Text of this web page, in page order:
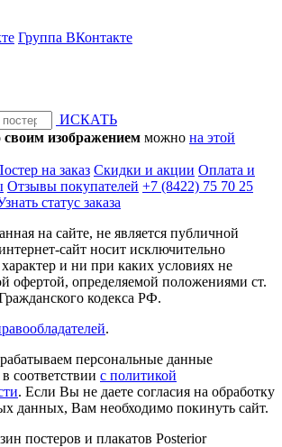
Группа ВКонтакте
ИСКАТЬ
своим изображением можно на этой
на заказ Скидки и акции Оплата и
Отзывы покупателей +7 (8422) 75 70 25
статус заказа
на сайте, не является публичной
сайт носит исключительно
и ни при каких условиях не
офертой, определяемой положениями ст.
кодекса РФ.
.
персональные данные
соответствии с политикой
. Если Вы не даете согласия на обработку
данных, Вам необходимо покинуть сайт.
постеров и плакатов Posterior